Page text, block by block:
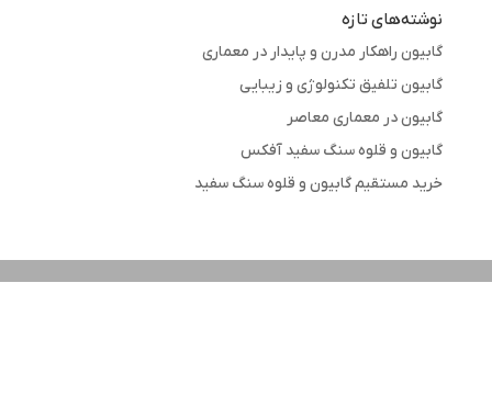
نوشته‌های تازه
گابیون راهکار مدرن و پایدار در معماری
گابیون تلفیق تکنولوژی و زیبایی
گابیون در معماری معاصر
گابیون و قلوه سنگ سفید آفکس
خرید مستقیم گابیون و قلوه سنگ سفید